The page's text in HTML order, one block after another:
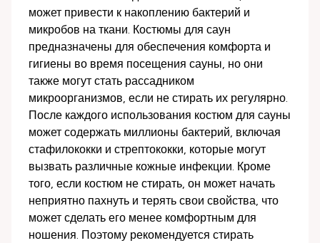
может привести к накоплению бактерий и
микробов на ткани. Костюмы для саун
предназначены для обеспечения комфорта и
гигиены во время посещения сауны, но они
также могут стать рассадником
микроорганизмов, если не стирать их регулярно.
После каждого использования костюм для сауны
может содержать миллионы бактерий, включая
стафилококки и стрептококки, которые могут
вызвать различные кожные инфекции. Кроме
того, если костюм не стирать, он может начать
неприятно пахнуть и терять свои свойства, что
может сделать его менее комфортным для
ношения. Поэтому рекомендуется стирать